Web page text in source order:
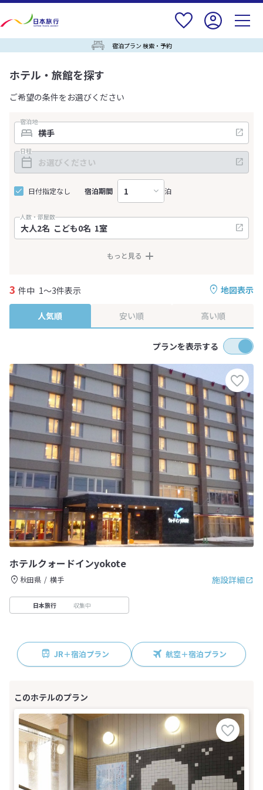
宿泊プラン 検索・予約
ホテル・旅館を探す
ご希望の条件をお選びください
宿泊地
日程
日付指定なし 宿泊期間 泊
人数・部屋数
もっと見る
地図表示
3 件中 1～3件表示
人気順 安い順 高い順
プランを表示する
ホテルクォードインyokote
施設詳細
秋田県 横手
日本旅行 収集中
JR＋宿泊プラン 航空＋宿泊プラン